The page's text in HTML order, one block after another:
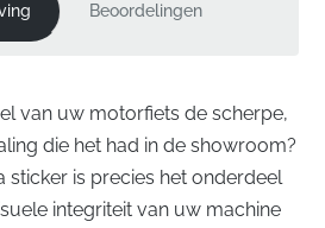
Beoordelingen
van uw motorfiets de scherpe,
die het had in de showroom?
sticker is precies het onderdeel
integriteit van uw machine